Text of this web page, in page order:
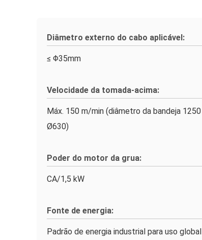
Diâmetro externo do cabo aplicável:
≤ Φ35mm
Velocidade da tomada-acima:
Máx. 150 m/min (diâmetro da bandeja 1250
Ø630)
Poder do motor da grua:
CA/1,5 kW
Fonte de energia:
Padrão de energia industrial para uso global